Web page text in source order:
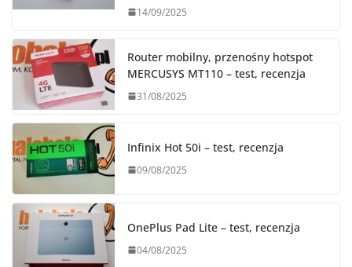
14/09/2025
Router mobilny, przenośny hotspot
MERCUSYS MT110 – test, recenzja
31/08/2025
Infinix Hot 50i – test, recenzja
09/08/2025
OnePlus Pad Lite – test, recenzja
04/08/2025